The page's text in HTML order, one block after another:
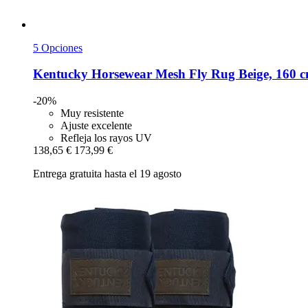
5 Opciones
Kentucky Horsewear Mesh Fly Rug Beige, 160
-20%
Muy resistente
Ajuste excelente
Refleja los rayos UV
138,65 € 173,99 €
Entrega gratuita hasta el 19 agosto